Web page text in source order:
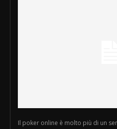
Il poker online è molto più di un